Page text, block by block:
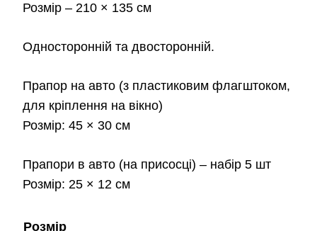
Розмір – 210 × 135 см
Односторонній та двосторонній.
Прапор на авто (з пластиковим флагштоком,
для кріплення на вікно)
Розмір: 45 × 30 см
Прапори в авто (на присосці) – набір 5 шт
Розмір: 25 × 12 см
Розмір